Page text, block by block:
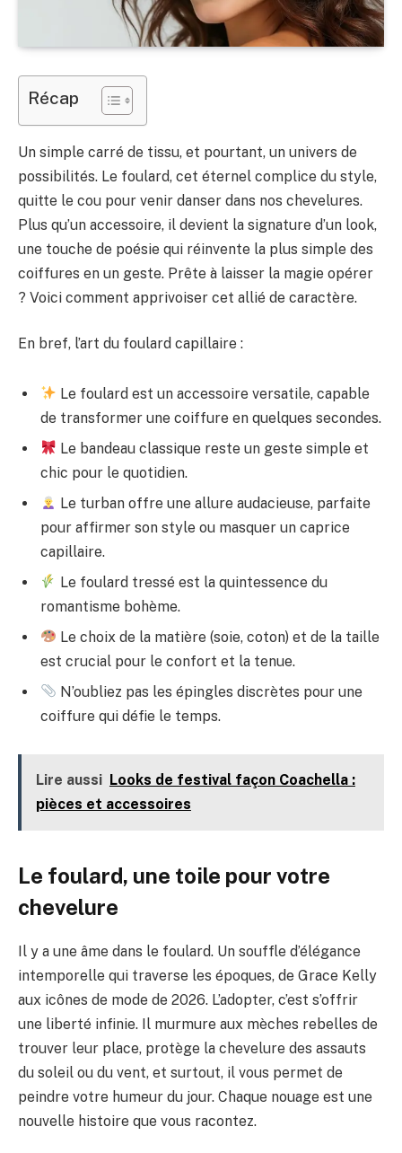
Récap
Un simple carré de tissu, et pourtant, un univers de
possibilités. Le foulard, cet éternel complice du style,
quitte le cou pour venir danser dans nos chevelures.
Plus qu’un accessoire, il devient la signature d’un look,
une touche de poésie qui réinvente la plus simple des
coiffures en un geste. Prête à laisser la magie opérer
? Voici comment apprivoiser cet allié de caractère.
En bref, l’art du foulard capillaire :
Le foulard est un accessoire versatile, capable
de transformer une coiffure en quelques secondes.
Le bandeau classique reste un geste simple et
chic pour le quotidien.
Le turban offre une allure audacieuse, parfaite
pour affirmer son style ou masquer un caprice
capillaire.
Le foulard tressé est la quintessence du
romantisme bohème.
Le choix de la matière (soie, coton) et de la taille
est crucial pour le confort et la tenue.
N’oubliez pas les épingles discrètes pour une
coiffure qui défie le temps.
Lire aussi Looks de festival façon Coachella :
pièces et accessoires
Le foulard, une toile pour votre
chevelure
Il y a une âme dans le foulard. Un souffle d’élégance
intemporelle qui traverse les époques, de Grace Kelly
aux icônes de mode de 2026. L’adopter, c’est s’offrir
une liberté infinie. Il murmure aux mèches rebelles de
trouver leur place, protège la chevelure des assauts
du soleil ou du vent, et surtout, il vous permet de
peindre votre humeur du jour. Chaque nouage est une
nouvelle histoire que vous racontez.